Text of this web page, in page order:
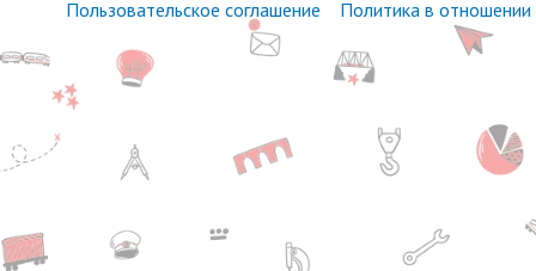
Пользовательское соглашение Политика в